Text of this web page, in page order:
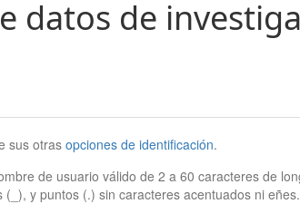
datos de
sus otrasopciones de identificación.
de usuario válido de 2 a 60 caracteres de
(_), y puntos (.) sin caracteres acentuados ni eñes.